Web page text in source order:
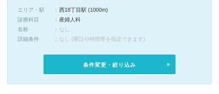
エリア・駅
西18丁目駅 (1000m)
診療科目
産婦人科
名称
なし
詳細条件
なし (曜日や時間帯を指定できます)
条件変更・絞り込み